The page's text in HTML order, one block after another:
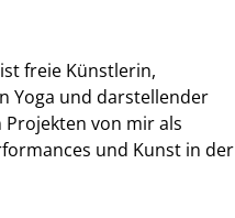
freie Künstlerin,
Yoga und darstellender
von mir als
und Kunst in der